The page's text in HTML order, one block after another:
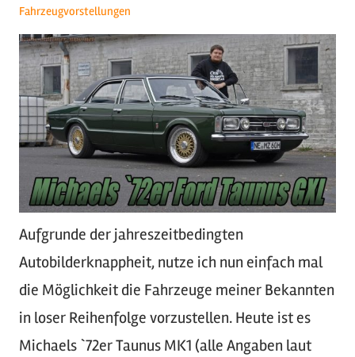
Fahrzeugvorstellungen
Aufgrunde der jahreszeitbedingten
Autobilderknappheit, nutze ich nun einfach mal
die Möglichkeit die Fahrzeuge meiner Bekannten
in loser Reihenfolge vorzustellen. Heute ist es
Michaels `72er Taunus MK1 (alle Angaben laut